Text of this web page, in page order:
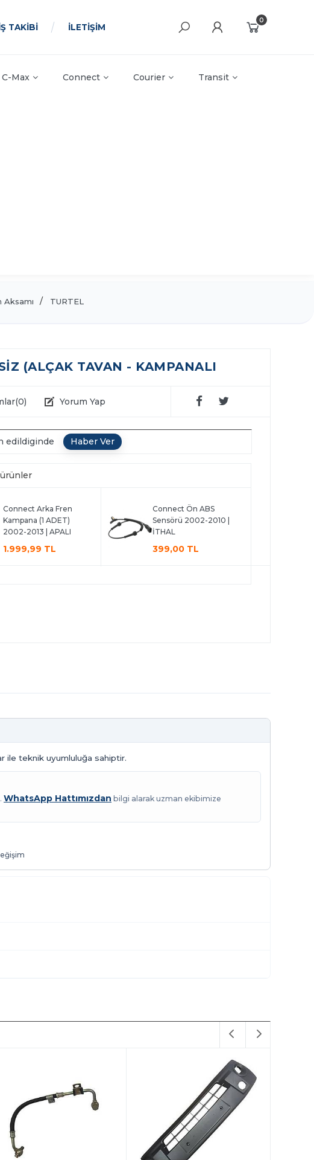
TAKİBİ İLETİŞİM
0
C-Max Connect Courier Transit
Aksamı TURTEL
(ALÇAK TAVAN - KAMPANALI
(0) Yorum Yap
edildiginde
Connect Arka Fren
Kampana (1 ADET)
2002-2013 | APALI
1.999,99 TL
Connect Ön ABS
Sensörü 2002-2010 |
İTHAL
399,00 TL
ile teknik uyumluluğa sahiptir.
WhatsApp Hattımızdan bilgi alarak uzman ekibimize